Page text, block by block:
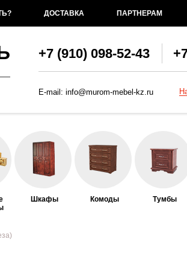
ДОСТАВКА ПАРТНЕРАМ
+7 (910) 098-52-43
E-mail: info@murom-mebel-kz.ru
Шкафы Комоды Тумбы